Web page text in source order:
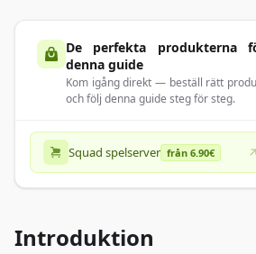
De perfekta produkterna
denna guide
Kom igång direkt — beställ rätt
och följ denna guide steg för steg.
Squad spelserver från 6.90€
Introduktion